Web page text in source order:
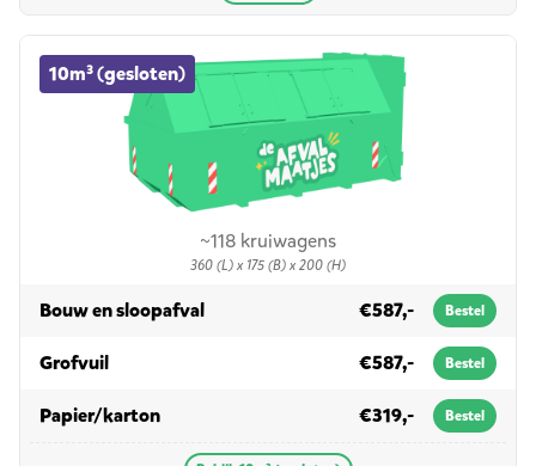
~118 kruiwagens
360 (L) x 175 (B) x 200 (H)
10m³ (gesloten)
10m³ (gesloten) container huren
Bouw en sloopafvalin 10m³ (gesloten) €587,- Bestel
Grofvuilin 10m³ (gesloten) €587,- Bestel
Papier/kartonin 10m³ (gesloten) €319,- Bestel